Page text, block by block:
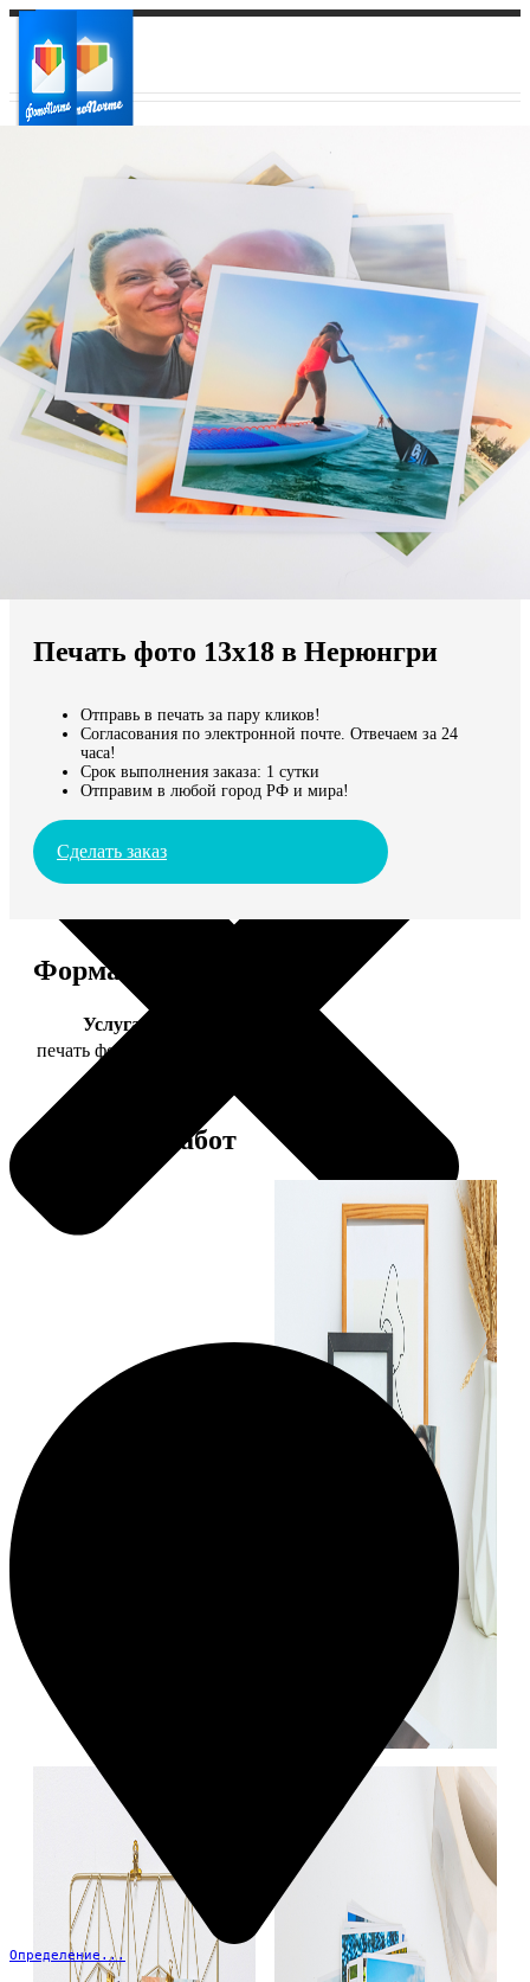
Ваш регион доставки
Выберите из списка:
Мы доставляем по всему миру
Продолжить без города
Определение...
Печать фото 13х18 в Нерюнгри
Отправь в печать за пару кликов!
Согласования по электронной почте. Отвечаем за 24
часа!
Срок выполнения заказа: 1 сутки
Отправим в любой город РФ и мира!
Сделать заказ
Форматы и цены
Услуга
печать фото 13х18
Примеры работ